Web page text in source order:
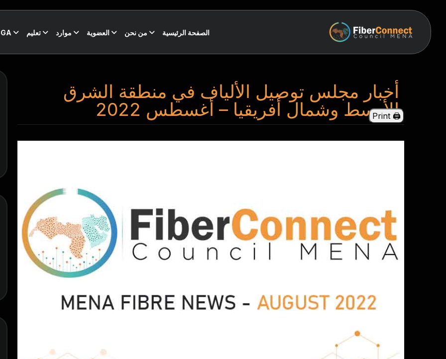
الصفحة الرئيسية من نحن العضوية موارد تعليم
أخبار مجلس توصيل الألياف في منطقة الشرق
الأوسط وشمال أفريقيا – أغسطس 2022